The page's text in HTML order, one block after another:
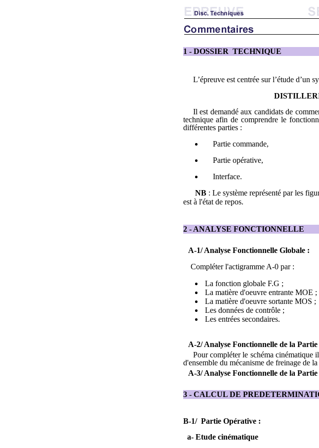
1 - DOSSIER TECHNIQUE
L’épreuve est centrée sur l’étude d’un
Il est demandé aux candidats de
technique afin de comprendre le
différentes parties :
Partie commande,
Partie opérative,
Interface.
NB: Le système représenté par les
est à l'état de repos.
2 - ANALYSE FONCTIONNELLE
A-1/ Analyse Fonctionnelle Globale :
Compléter l'actigramme A-0 par :
La fonction globale F.G ;
La matière d'oeuvre entrante MOE ;
La matière d'oeuvre sortante MOS ;
Les données de contrôle ;
Les entrées secondaires.
A-2/ Analyse Fonctionnelle de la
Pour compléter le schéma cinématique
d'ensemble du mécanisme de freinage de
A-3/Analyse Fonctionnelle de la
3- CALCUL DE
B-1/ Partie Opérative :
a- Etude cinématique